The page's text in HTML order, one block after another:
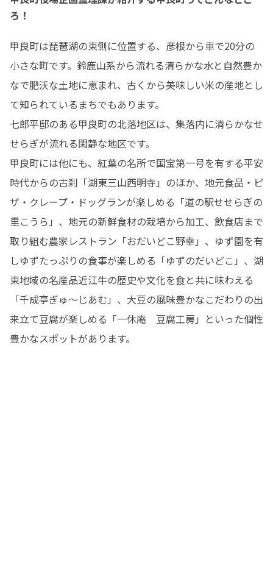
ろ！
甲良町は琵琶湖の東側に位置する、彦根から車で20分の
小さな町です。鈴鹿山系から流れる清らかな水と自然豊か
なで肥沃な土地に恵まれ、古くから美味しい米の産地とし
て知られているまちでもあります。
七郎平邸のある甲良町の北落地区は、集落内に清らかなせ
せらぎが流れる閑静な地区です。
甲良町には他にも、紅葉の名所で国宝第一号を有する平安
時代からの古刹「湖東三山西明寺」のほか、地元食品・ピ
ザ・クレープ・ドッグランが楽しめる「道の駅せせらぎの
里こうら」、地元の新鮮食材の栽培から加工、飲食店まで
取り組む農家レストラン「おだいどこ野幸」、ゆず園を有
しゆずたっぷりの食事が楽しめる「ゆずのだいどこ」、湖
東地域の名産品近江牛の歴史や文化を食と共に味わえる
「千成亭ぎゅ～じあむ」、大豆の風味豊かなこだわりの出
来立て豆腐が楽しめる「一休庵　豆腐工房」といった個性
豊かなスポットがあります。